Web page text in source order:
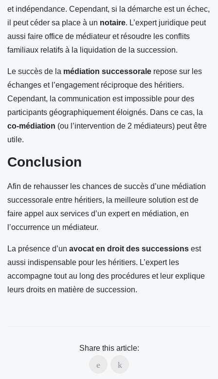
et indépendance. Cependant, si la démarche est un échec,
il peut céder sa place à un notaire. L’expert juridique peut
aussi faire office de médiateur et résoudre les conflits
familiaux relatifs à la liquidation de la succession.
Le succès de la médiation successorale repose sur les
échanges et l’engagement réciproque des héritiers.
Cependant, la communication est impossible pour des
participants géographiquement éloignés. Dans ce cas, la
co-médiation (ou l’intervention de 2 médiateurs) peut être
utile.
Conclusion
Afin de rehausser les chances de succès d’une médiation
successorale entre héritiers, la meilleure solution est de
faire appel aux services d’un expert en médiation, en
l’occurrence un médiateur.
La présence d’un avocat en droit des successions est
aussi indispensable pour les héritiers. L’expert les
accompagne tout au long des procédures et leur explique
leurs droits en matière de succession.
Share this article: